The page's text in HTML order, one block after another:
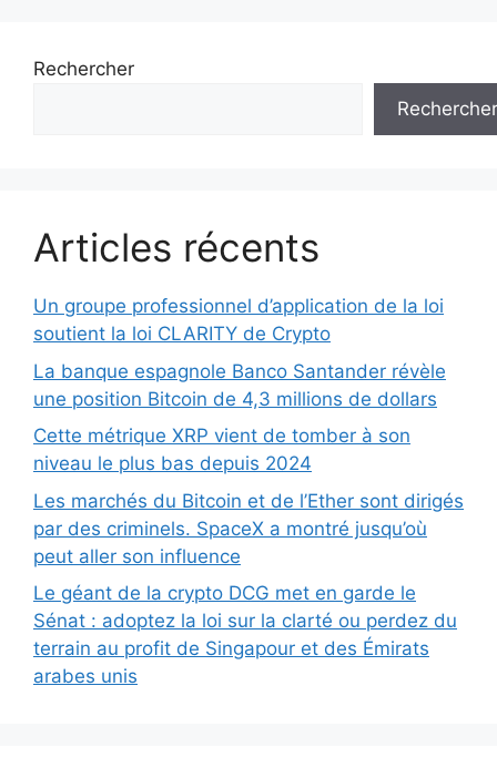
Rechercher
Rechercher
Articles récents
Un groupe professionnel d’application de la loi
soutient la loi CLARITY de Crypto
La banque espagnole Banco Santander révèle
une position Bitcoin de 4,3 millions de dollars
Cette métrique XRP vient de tomber à son
niveau le plus bas depuis 2024
Les marchés du Bitcoin et de l’Ether sont dirigés
par des criminels. SpaceX a montré jusqu’où
peut aller son influence
Le géant de la crypto DCG met en garde le
Sénat : adoptez la loi sur la clarté ou perdez du
terrain au profit de Singapour et des Émirats
arabes unis